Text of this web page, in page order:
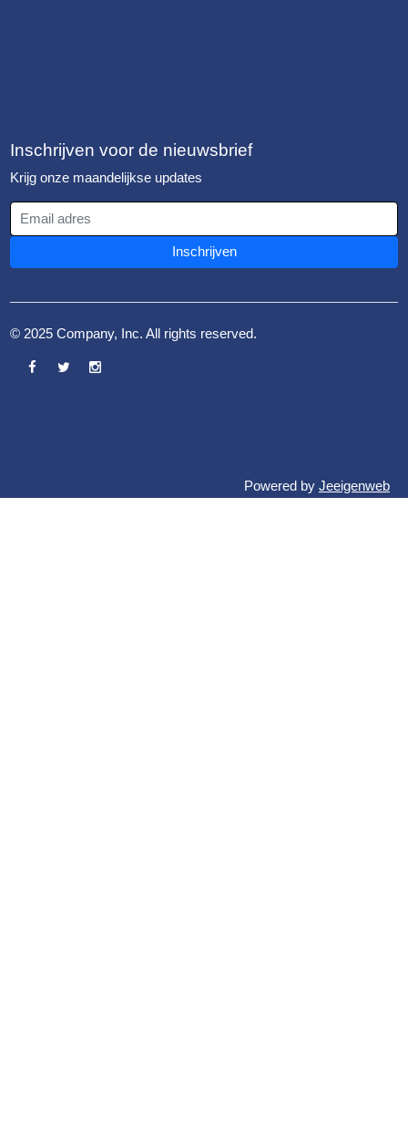
Inschrijven voor de nieuwsbrief
Krijg onze maandelijkse updates
Email adres
Inschrijven
© 2025 Company, Inc. All rights reserved.
Powered by Jeeigenweb